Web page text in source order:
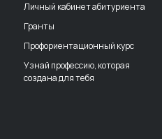
Личный кабинет абитуриента
Гранты
Профориентационный курс
Узнай профессию, которая
создана для тебя